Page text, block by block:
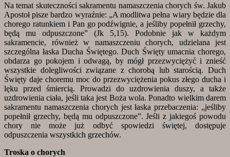
Na temat skuteczności sakramentu namaszczenia chorych św. Jakub
Apostoł pisze bardzo wyraźnie: „A modlitwa pełna wiary będzie dla
chorego ratunkiem i Pan go podźwignie, a jeśliby popełnił grzechy,
będą mu odpuszczone” (Jk 5,15). Podobnie jak w każdym
sakramencie, również w namaszczeniu chorych, udzielana jest
szczególna łaska Ducha Świętego. Duch Święty umacnia chorego,
obdarza go pokojem i odwagą, by mógł przezwyciężyć i znieść
wszystkie dolegliwości związane z chorobą lub starością. Duch
Święty daje choremu moc do przezwyciężenia pokus złego ducha i
lęku przed śmiercią. Prowadzi do uzdrowienia duszy, a także
uzdrowienia ciała, jeśli taka jest Boża wola. Ponadto wielkim darem
sakramentu namaszczenia chorych jest łaska przebaczenia: „jeśliby
popełnił grzechy, będą mu odpuszczone”. Jeśli z jakiegoś powodu
chory nie może już odbyć spowiedzi świętej, dostępuje
odpuszczenia wszystkich grzechów.
Troska o chorych